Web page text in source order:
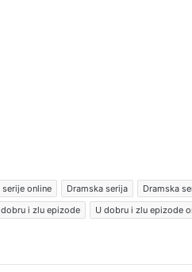
serije online Dramska serija Dramska
dobru i zlu epizode U dobru i zlu epizode